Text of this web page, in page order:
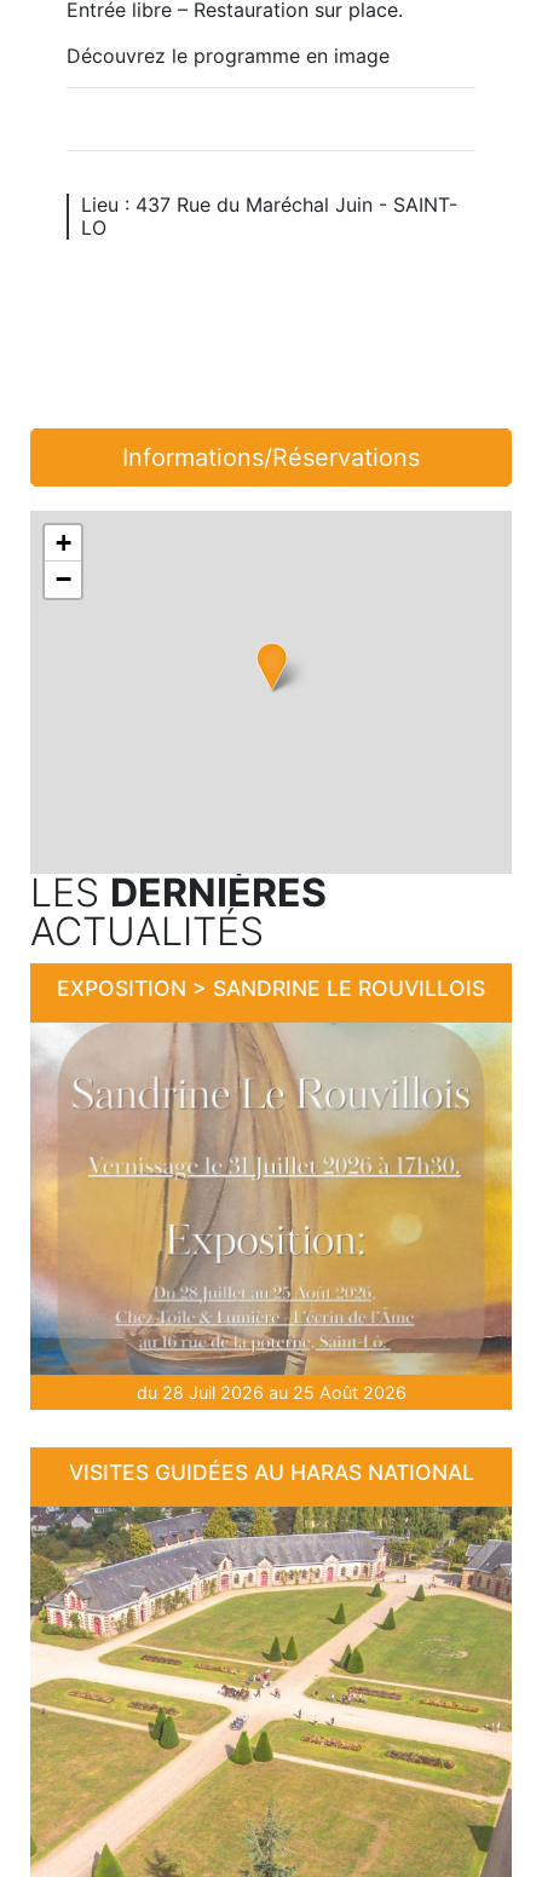
Entrée libre – Restauration sur place.
Découvrez le programme en image
Lieu : 437 Rue du Maréchal Juin - SAINT-
LO
Informations/Réservations
+
−
LES DERNIÈRES
ACTUALITÉS
EXPOSITION > SANDRINE LE ROUVILLOIS
du 28 Juil 2026 au 25 Août 2026
VISITES GUIDÉES AU HARAS NATIONAL